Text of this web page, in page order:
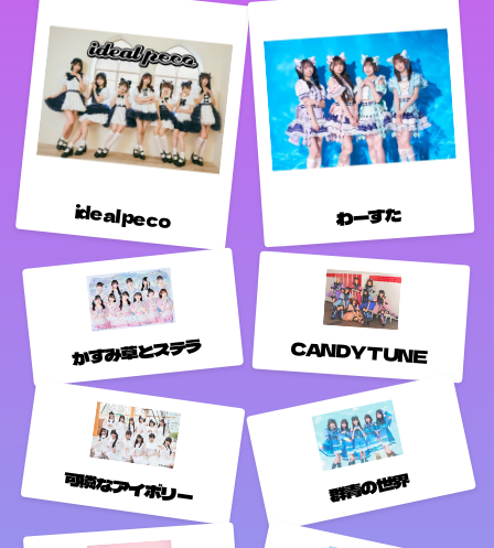
ideal peco わーすた
かすみ草とステラ CANDY TUNE
可憐なアイボリー 群青の世界